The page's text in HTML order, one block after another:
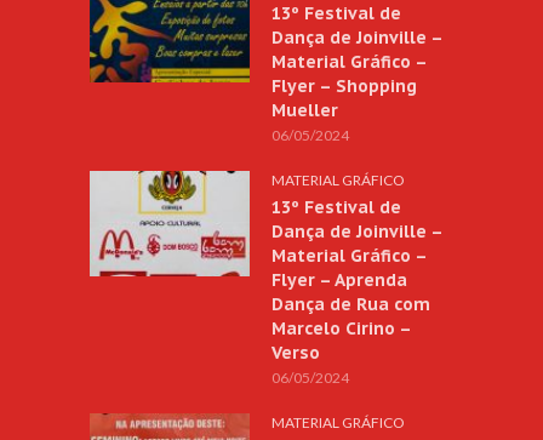
13º Festival de
Dança de Joinville –
Material Gráfico –
Flyer – Shopping
Mueller
06/05/2024
MATERIAL GRÁFICO
13º Festival de
Dança de Joinville –
Material Gráfico –
Flyer – Aprenda
Dança de Rua com
Marcelo Cirino –
Verso
06/05/2024
MATERIAL GRÁFICO